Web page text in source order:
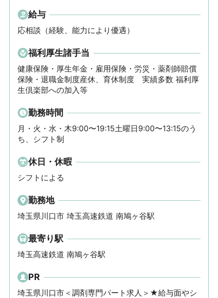
給与
応相談（経験、能力により優遇）
福利厚生諸手当
健康保険・厚生年金・雇用保険・労災・薬剤師賠償
保険・退職金制度産休、育休制度　実績多数 福利厚
生倶楽部への加入等
勤務時間
月・火・水・木9:00〜19:15土曜日9:00〜13:15のう
ち、シフト制
休日・休暇
シフトによる
勤務地
埼玉県川口市 埼玉高速鉄道 南鳩ヶ谷駅
最寄り駅
埼玉高速鉄道 南鳩ヶ谷駅
PR
埼玉県川口市＜調剤専門パート求人＞★給与面やシ